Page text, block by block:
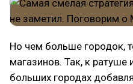
Но чем больше городок,
магазинов. Так, к
больших городах